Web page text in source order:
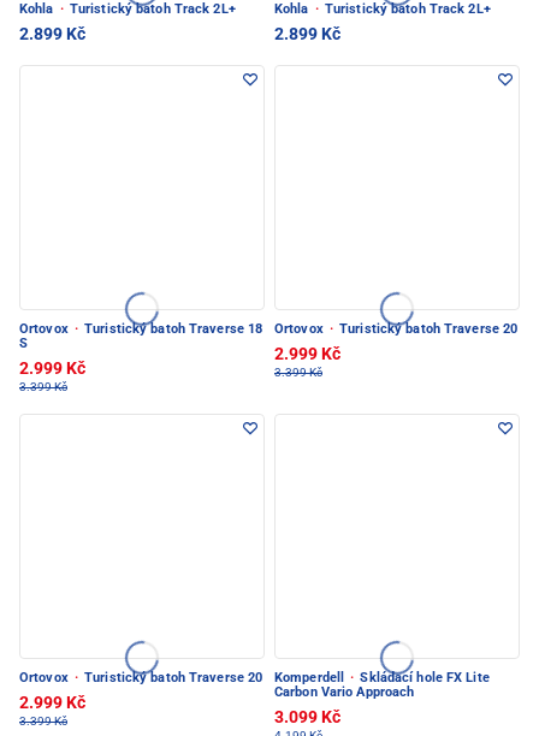
Kohla · Turistický batoh Track 2L+
2.899 Kč
Kohla · Turistický batoh Track 2L+
2.899 Kč
Ortovox · Turistický batoh Traverse 18
S
2.999 Kč
3.399 Kč
Ortovox · Turistický batoh Traverse 20
2.999 Kč
3.399 Kč
Ortovox · Turistický batoh Traverse 20
2.999 Kč
3.399 Kč
Komperdell · Skládací hole FX Lite
Carbon Vario Approach
3.099 Kč